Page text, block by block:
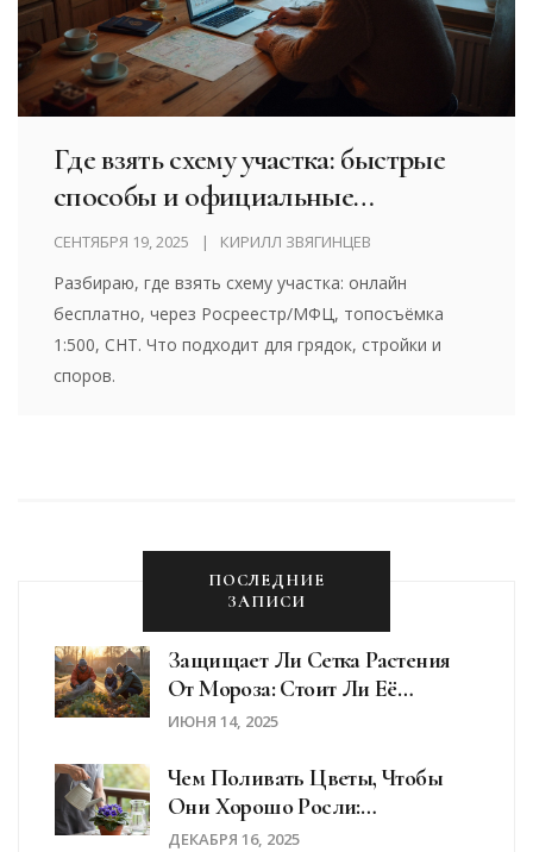
Где взять схему участка: быстрые
способы и официальные
документы в 2025
СЕНТЯБРЯ 19, 2025 КИРИЛЛ ЗВЯГИНЦЕВ
Разбираю, где взять схему участка: онлайн
бесплатно, через Росреестр/МФЦ, топосъёмка
1:500, СНТ. Что подходит для грядок, стройки и
споров.
ПОСЛЕДНИЕ
ЗАПИСИ
Защищает Ли Сетка Растения
От Мороза: Стоит Ли Её
Использовать?
ИЮНЯ 14, 2025
Чем Поливать Цветы, Чтобы
Они Хорошо Росли:
Правильная Вода, Частота И
ДЕКАБРЯ 16, 2025